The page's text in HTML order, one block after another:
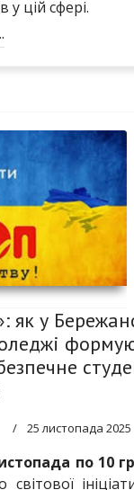
у цій сфері.
як у
25 листопада 2025
по 10